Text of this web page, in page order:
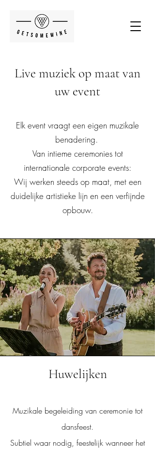
Live muziek op maat van
uw event
Elk event vraagt een eigen muzikale
benadering.
Van intieme ceremonies tot
internationale corporate events:
Wij werken steeds op maat, met een
duidelijke artistieke lijn en een verfijnde
opbouw.
Huwelijken
Muzikale begeleiding van ceremonie tot
dansfeest.
Subtiel waar nodig, feestelijk wanneer het